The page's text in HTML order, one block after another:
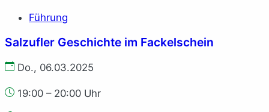
Führung
Salzufler Geschichte im Fackelschein
Do., 06.03.2025
19:00 – 20:00 Uhr